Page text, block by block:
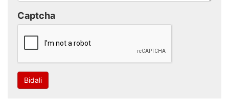
Captcha
Bidali